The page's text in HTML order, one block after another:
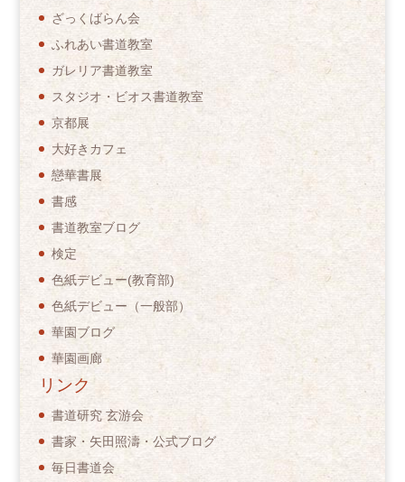
ざっくばらん会
ふれあい書道教室
ガレリア書道教室
スタジオ・ビオス書道教室
京都展
大好きカフェ
戀華書展
書感
書道教室ブログ
検定
色紙デビュー(教育部)
色紙デビュー（一般部）
華園ブログ
華園画廊
リンク
書道研究 玄游会
書家・矢田照濤・公式ブログ
毎日書道会